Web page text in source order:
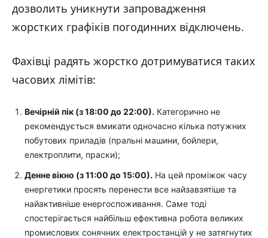
дозволить уникнути запровадження
жорстких графіків погодинних відключень.
Фахівці радять жорстко дотримуватися таких
часових лімітів:
Вечірній пік (з 18:00 до 22:00). Категорично не
рекомендується вмикати одночасно кілька потужних
побутових приладів (пральні машини, бойлери,
електроплити, праски);
Денне вікно (з 11:00 до 15:00). На цей проміжок часу
енергетики просять перенести все найзавзятіше та
найактивніше енергоспоживання. Саме тоді
спостерігається найбільш ефективна робота великих
промислових сонячних електростанцій у не затягнутих